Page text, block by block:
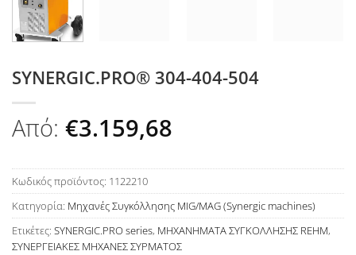
SYNERGIC.PRO® 304-404-504
Από: €3.159,68
Κωδικός προϊόντος: 1122210
Κατηγορία: Μηχανές Συγκόλλησης MIG/MAG (Synergic machines)
Ετικέτες: SYNERGIC.PRO series, ΜΗΧΑΝΗΜΑΤΑ ΣΥΓΚΟΛΛΗΣΗΣ REHM,
ΣΥΝΕΡΓΕΙΑΚΕΣ ΜΗΧΑΝΕΣ ΣΥΡΜΑΤΟΣ